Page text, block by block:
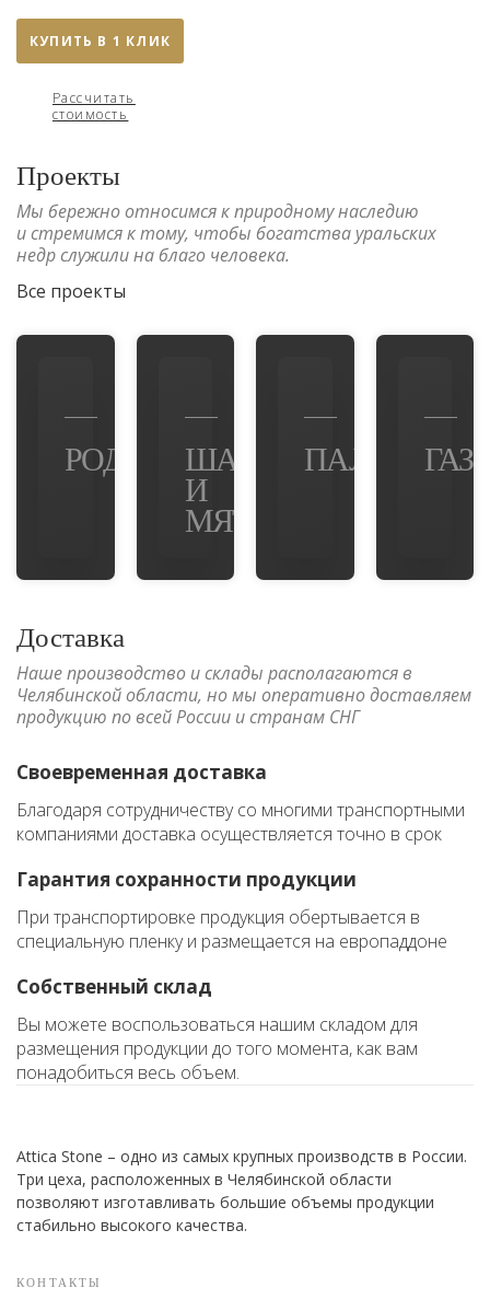
КУПИТЬ В 1 КЛИК
Рассчитать
стоимость
Проекты
Мы бережно относимся к природному наследию
и стремимся к тому, чтобы богатства уральских
недр служили на благо человека.
Все проекты
РОДИНАШАХ
И
МЯТА
ПАЛЕРМО
Доставка
Наше производство и склады располагаются в
Челябинской области, но мы оперативно доставляем
продукцию по всей России и странам СНГ
Своевременная доставка
Благодаря сотрудничеству со многими транспортными
компаниями доставка осуществляется точно в срок
Гарантия сохранности продукции
При транспортировке продукция обертывается в
специальную пленку и размещается на европаддоне
Собственный склад
Вы можете воспользоваться нашим складом для
размещения продукции до того момента, как вам
понадобиться весь объем.
Attica Stone – одно из самых крупных производств в России.
Три цеха, расположенных в Челябинской области
позволяют изготавливать большие объемы продукции
стабильно высокого качества.
КОНТАКТЫ